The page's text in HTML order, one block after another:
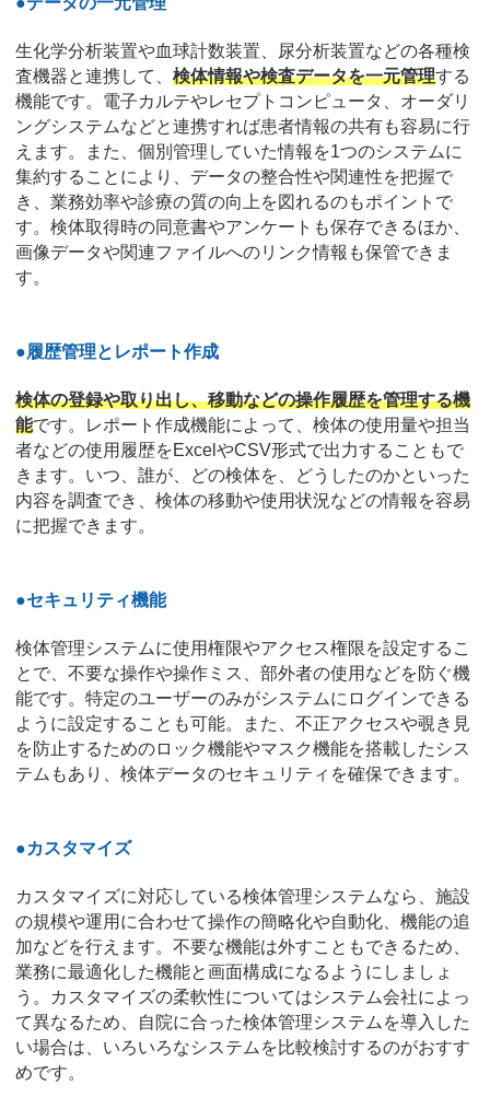
生化学分析装置や血球計数装置、尿分析装置などの各種検
査機器と連携して、 検体情報や検査データを一元管理する
機能です。電子カルテやレセプトコンピュータ、オーダリ
ングシステムなどと連携すれば患者情報の共有も容易に行
えます。また、個別管理していた情報を1つのシステムに
集約することにより、データの整合性や関連性を把握で
き、業務効率や診療の質の向上を図れるのもポイントで
す。検体取得時の同意書やアンケートも保存できるほか、
画像データや関連ファイルへのリンク情報も保管できま
す。
●履歴管理とレポート作成
検体の登録や取り出し、移動などの操作履歴を管理する機
能です。レポート作成機能によって、検体の使用量や担当
者などの使用履歴をExcelやCSV形式で出力することもで
きます。いつ、誰が、どの検体を、どうしたのかといった
内容を調査でき、検体の移動や使用状況などの情報を容易
に把握できます。
●セキュリティ機能
検体管理システムに使用権限やアクセス権限を設定するこ
とで、不要な操作や操作ミス、部外者の使用などを防ぐ機
能です。特定のユーザーのみがシステムにログインできる
ように設定することも可能。また、不正アクセスや覗き見
を防止するためのロック機能やマスク機能を搭載したシス
テムもあり、検体データのセキュリティを確保できます。
●カスタマイズ
カスタマイズに対応している検体管理システムなら、施設
の規模や運用に合わせて操作の簡略化や自動化、機能の追
加などを行えます。不要な機能は外すこともできるため、
業務に最適化した機能と画面構成になるようにしましょ
う。カスタマイズの柔軟性についてはシステム会社によっ
て異なるため、自院に合った検体管理システムを導入した
い場合は、いろいろなシステムを比較検討するのがおすす
めです。